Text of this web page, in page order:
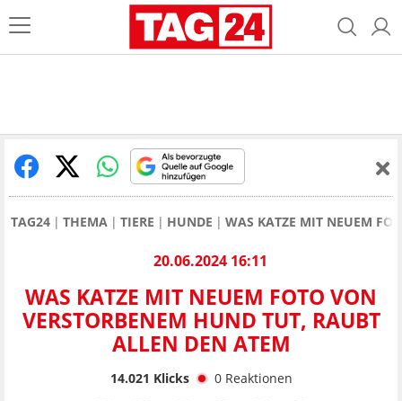
TAG24 THEMA TIERE HUNDE WAS KATZE MIT NEUEM
20.06.2024 16:11
WAS KATZE MIT NEUEM FOTO VON
VERSTORBENEM HUND TUT, RAUBT
ALLEN DEN ATEM
14.021 Klicks 0 Reaktionen